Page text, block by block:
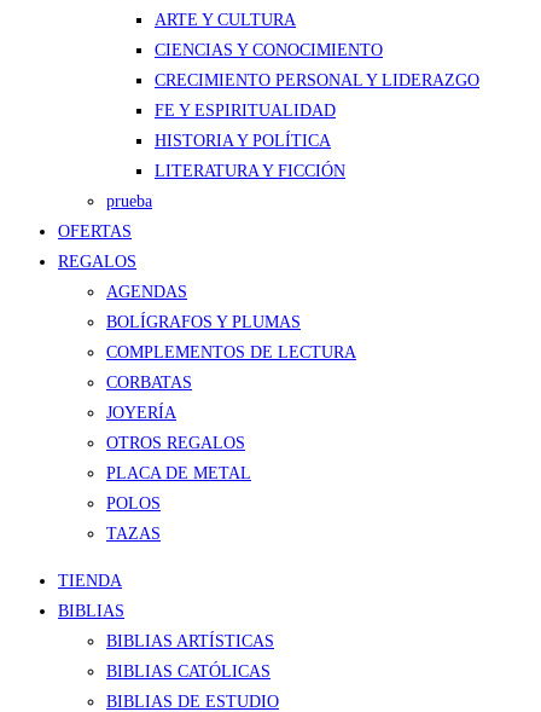
ARTE Y CULTURA
CIENCIAS Y CONOCIMIENTO
CRECIMIENTO PERSONAL Y LIDERAZGO
FE Y ESPIRITUALIDAD
HISTORIA Y POLÍTICA
LITERATURA Y FICCIÓN
prueba
OFERTAS
REGALOS
AGENDAS
BOLÍGRAFOS Y PLUMAS
COMPLEMENTOS DE LECTURA
CORBATAS
JOYERÍA
OTROS REGALOS
PLACA DE METAL
POLOS
TAZAS
TIENDA
BIBLIAS
BIBLIAS ARTÍSTICAS
BIBLIAS CATÓLICAS
BIBLIAS DE ESTUDIO